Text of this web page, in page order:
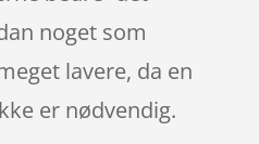
noget som
lavere, da en
er nødvendig.